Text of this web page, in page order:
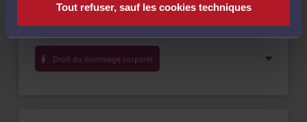
Tout refuser, sauf les cookies techniques
Droit du dommage corporel